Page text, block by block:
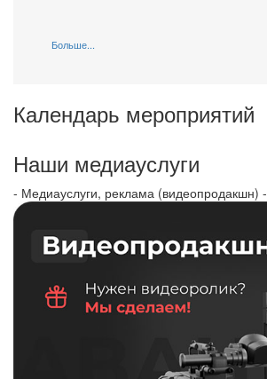
Больше...
Календарь мероприятий
Наши медиауслуги
- Медиауслуги, реклама (видеопродакшн) -